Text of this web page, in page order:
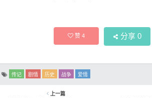
赞4 分享 0
传记 剧情 历史 战争 爱情
上一篇